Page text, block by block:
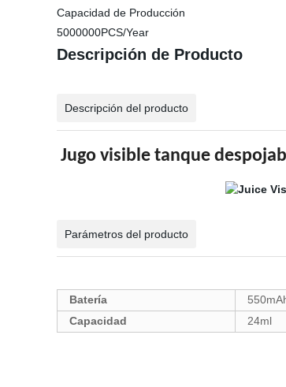
Capacidad de Producción
5000000PCS/Year
Descripción de Producto
Descripción del producto
Jugo visible tanque
Parámetros del producto
Batería
Capacidad
24ml